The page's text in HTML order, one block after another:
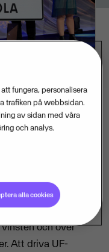
är bäst i landet på
Årets UF-skola när
på
och över
Att driva UF-
fungera, personalisera
trafiken på webbsidan.
av sidan med våra
och analys.
alla cookies